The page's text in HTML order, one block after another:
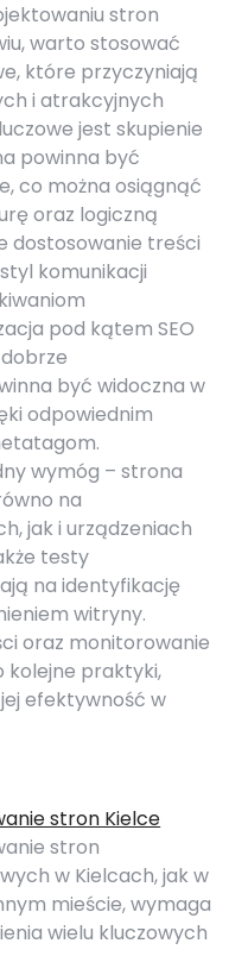
stron
warto stosować
które przyczyniają
i atrakcyjnych
jest skupienie
powinna być
co można osiągnąć
oraz logiczną
dostosowanie treści
komunikacji
pod kątem SEO
być widoczna w
odpowiednim
wymóg – strona
na
jak i urządzeniach
testy
na identyfikację
witryny.
oraz monitorowanie
kolejne praktyki,
efektywność w
stron Kielce
stron
w Kielcach, jak w
mieście, wymaga
wielu kluczowych